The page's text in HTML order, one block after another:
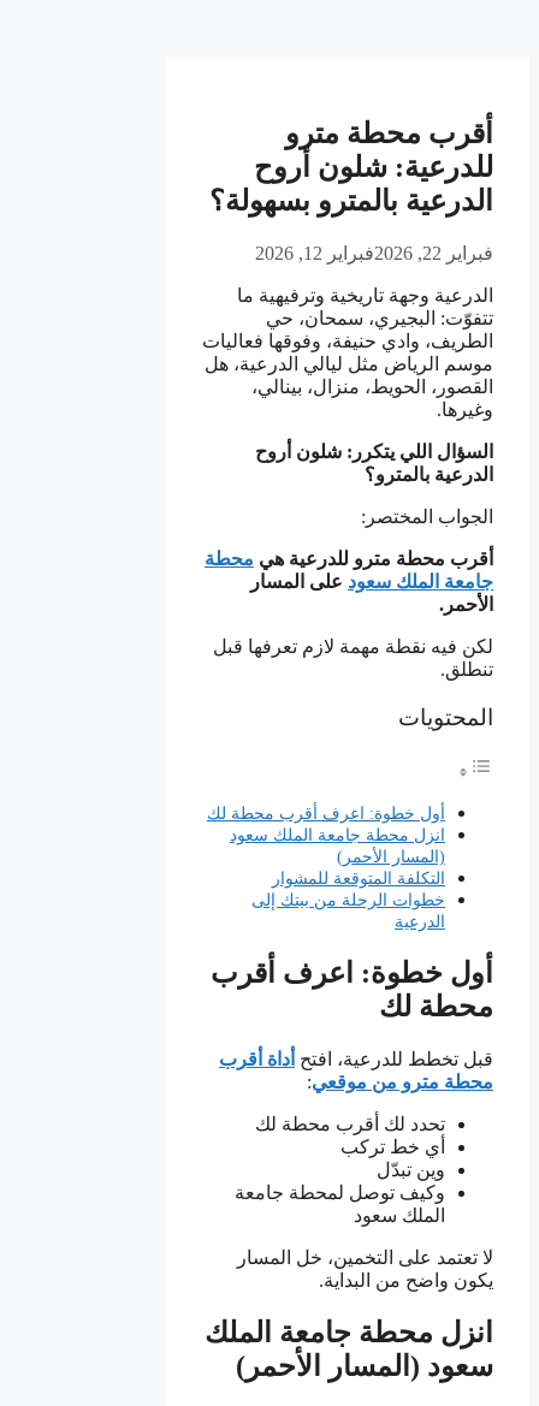
أقرب محطة مترو
للدرعية: شلون أروح
الدرعية بالمترو بسهولة؟
فبراير 22, 2026 فبراير 12, 2026
الدرعية وجهة تاريخية وترفيهية ما
تتفوّت: البجيري، سمحان، حي
الطريف، وادي حنيفة، وفوقها فعاليات
موسم الرياض مثل ليالي الدرعية، هل
القصور، الحويط، منزال، بينالي،
وغيرها.
السؤال اللي يتكرر: شلون أروح
الدرعية بالمترو؟
الجواب المختصر:
أقرب محطة مترو للدرعية هي محطة
جامعة الملك سعود على المسار
الأحمر.
لكن فيه نقطة مهمة لازم تعرفها قبل
تنطلق.
المحتويات
أول خطوة: اعرف أقرب محطة لك
انزل محطة جامعة الملك سعود
(المسار الأحمر)
التكلفة المتوقعة للمشوار
خطوات الرحلة من بيتك إلى
الدرعية
أول خطوة: اعرف أقرب
محطة لك
قبل تخطط للدرعية، افتح أداة أقرب
محطة مترو من موقعي:
تحدد لك أقرب محطة لك
أي خط تركب
وين تبدّل
وكيف توصل لمحطة جامعة
الملك سعود
لا تعتمد على التخمين، خل المسار
يكون واضح من البداية.
انزل محطة جامعة الملك
سعود (المسار الأحمر)